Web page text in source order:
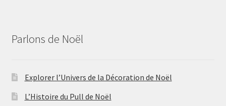
Parlons de Noël
Explorer l’Univers de la Décoration de Noël
L’Histoire du Pull de Noël